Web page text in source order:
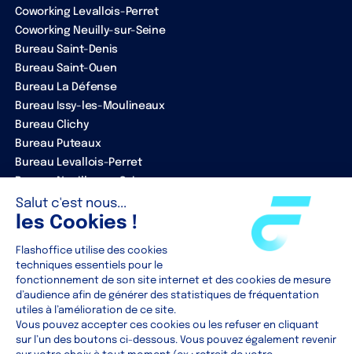
Coworking Levallois-Perret
Coworking Neuilly-sur-Seine
Bureau Saint-Denis
Bureau Saint-Ouen
Bureau La Défense
Bureau Issy-les-Moulineaux
Bureau Clichy
Bureau Puteaux
Bureau Levallois-Perret
ENTREPRISE
Notre équipe
Nos partenaires
Clients
Contact
RESOURCES
Actualités
Blog
Guides